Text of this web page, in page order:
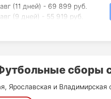
(11 дней) - 69 899 руб.
(9 дней) - 55 919 руб.
сборы
Ярославская и Владимирская